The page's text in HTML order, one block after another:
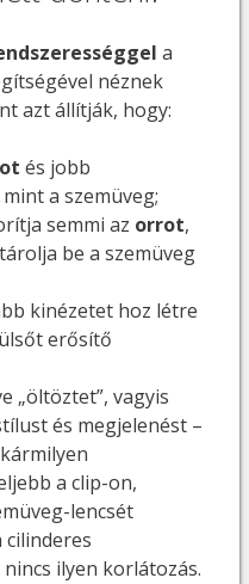
a
néznek
azt állítják, hogy:
és jobb
a szemüveg;
semmi az orrot,
be a szemüveg
kinézetet hoz létre
erősítő
„öltöztet”, vagyis
és megjelenést –
a clip-on,
lencsét
cilinderes
ilyen korlátozás.